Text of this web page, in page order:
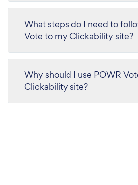
What steps do I need to
Vote to my Clickability site?
Why should I use POWR
Clickability site?